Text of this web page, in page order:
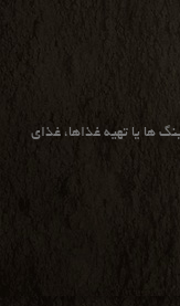
ها یا تهیه غذاها، غذای